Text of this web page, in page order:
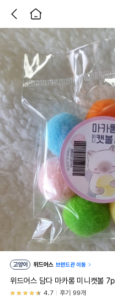
고양이 위드어스 브랜드관 이동
위드어스 담다 마카롱 미니캣볼 7p
4.7 후기 99개